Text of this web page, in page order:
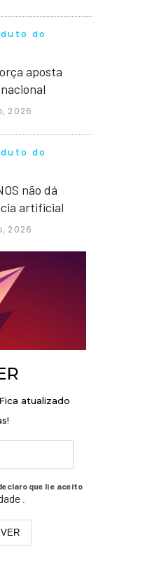
do
aposta
2026
do
não dá
artificial
2026
atualizado
que li e aceito